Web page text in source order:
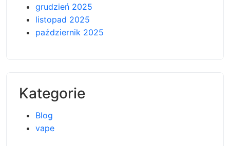
grudzień 2025
listopad 2025
październik 2025
Kategorie
Blog
vape